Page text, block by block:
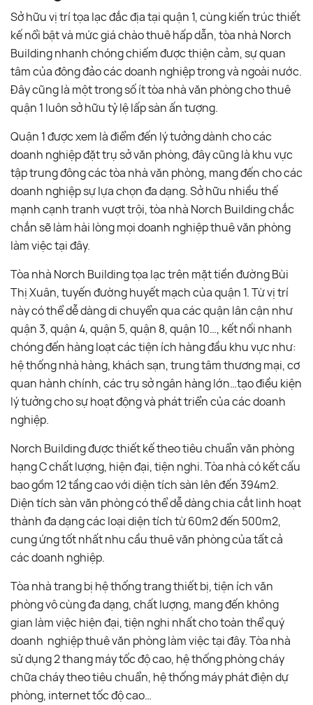
Sở hữu vị trí tọa lạc đắc địa tại quận 1, cùng kiến trúc thiết
kế nổi bật và mức giá chào thuê hấp dẫn, tòa nhà Norch
Building nhanh chóng chiếm được thiện cảm, sự quan
tâm của đông đảo các doanh nghiệp trong và ngoài nước.
Đây cũng là một trong số ít tòa nhà văn phòng cho thuê
quận 1 luôn sở hữu tỷ lệ lấp sàn ấn tượng.
Quận 1 được xem là điểm đến lý tưởng dành cho các
doanh nghiệp đặt trụ sở văn phòng, đây cũng là khu vực
tập trung đông các tòa nhà văn phòng, mang đến cho các
doanh nghiệp sự lựa chọn đa dạng. Sở hữu nhiều thế
mạnh cạnh tranh vượt trội, tòa nhà Norch Building chắc
chắn sẽ làm hài lòng mọi doanh nghiệp thuê văn phòng
làm việc tại đây.
Tòa nhà Norch Building tọa lạc trên mặt tiền đường Bùi
Thị Xuân, tuyến đường huyết mạch của quận 1. Từ vị trí
này có thể dễ dàng di chuyển qua các quận lân cận như
quận 3, quận 4, quận 5, quận 8, quận 10…, kết nối nhanh
chóng đến hàng loạt các tiện ích hàng đầu khu vực như:
hệ thống nhà hàng, khách sạn, trung tâm thương mại, cơ
quan hành chính, các trụ sở ngân hàng lớn…tạo điều kiện
lý tưởng cho sự hoạt động và phát triển của các doanh
nghiệp.
Norch Building được thiết kế theo tiêu chuẩn văn phòng
hạng C chất lượng, hiện đại, tiện nghi. Tòa nhà có kết cấu
bao gồm 12 tầng cao với diện tích sàn lên đến 394m2.
Diện tích sàn văn phòng có thể dễ dàng chia cắt linh hoạt
thành đa dạng các loại diện tích từ 60m2 đến 500m2,
cung ứng tốt nhất nhu cầu thuê văn phòng của tất cả
các doanh nghiệp.
Tòa nhà trang bị hệ thống trang thiết bị, tiện ích văn
phòng vô cùng đa dạng, chất lượng, mang đến không
gian làm việc hiện đại, tiện nghi nhất cho toàn thể quý
doanh nghiệp thuê văn phòng làm việc tại đây. Tòa nhà
sử dụng 2 thang máy tốc độ cao, hệ thống phòng cháy
chữa cháy theo tiêu chuẩn, hệ thống máy phát điện dự
phòng, internet tốc độ cao…